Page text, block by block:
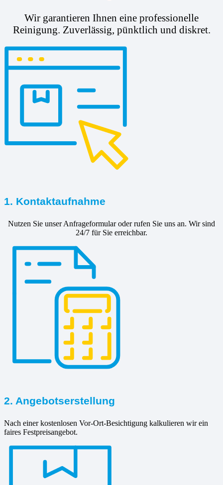
Wir garantieren Ihnen eine professionelle
Reinigung. Zuverlässig, pünktlich und diskret.
1. Kontaktaufnahme
Nutzen Sie unser Anfrageformular oder rufen Sie uns an. Wir sind
24/7 für Sie erreichbar.
2. Angebotserstellung
Nach einer kostenlosen Vor-Ort-Besichtigung kalkulieren wir ein
faires Festpreisangebot.